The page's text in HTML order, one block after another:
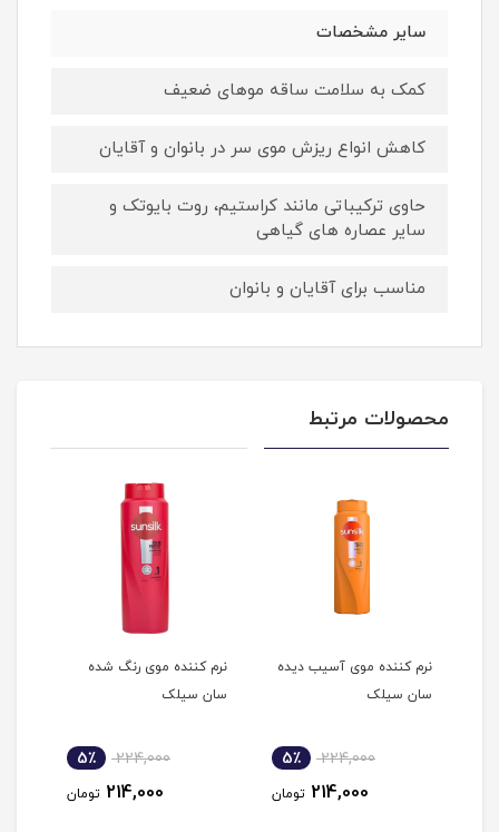
سایر مشخصات
کمک به سلامت ساقه موهای ضعیف
کاهش انواع ریزش موی سر در بانوان و آقایان
حاوی ترکیباتی مانند کراستیم، روت بایوتک و
سایر عصاره های گیاهی
مناسب برای آقایان و بانوان
محصولات مرتبط
نرم کننده موی آسیب دیده
سان سیلک
224,000 5٪
214,000 تومان
نرم کننده موی رنگ شده
سان سیلک
224,000 5٪
214,000 تومان